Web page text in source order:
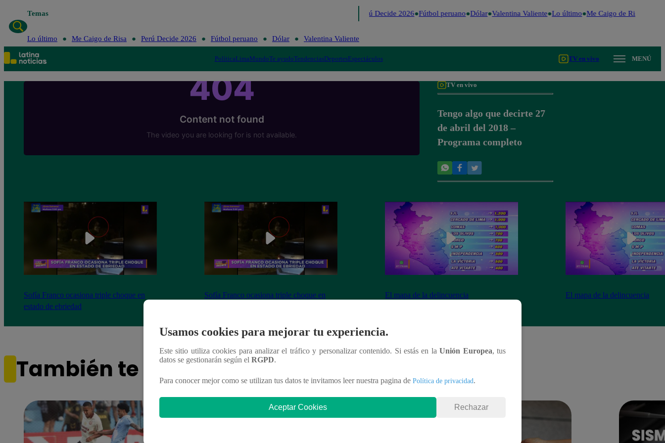
Temas Perú Decide 2026 Fútbol peruano Dólar Valentina Valiente Lo último Me Caigo de Risa
Lo último Me Caigo de Risa Perú Decide 2026 Fútbol peruano Dólar Valentina Valiente
PolíticaLimaMundoTe ayudoTendenciasDeportesEspectáculos TV en vivo MENÚ
TV en vivo
Tengo algo que decirte 27
de abril del 2018 –
Programa completo
Sofía Franco ocasiona triple choque en
estado de ebriedad
Sofía Franco ocasiona triple choque en
El mapa de la delincuencia El mapa de la delincuencia
También te puede interesar
Usamos cookies para mejorar tu experiencia.
Este sitio utiliza cookies para analizar el tráfico y personalizar contenido. Si estás en laUnión Europea, tus
datos se gestionarán según el RGPD.
Para conocer mejor como se utilizan tus datos te invitamos leer nuestra pagina de Política de privacidad.
Aceptar Cookies Rechazar